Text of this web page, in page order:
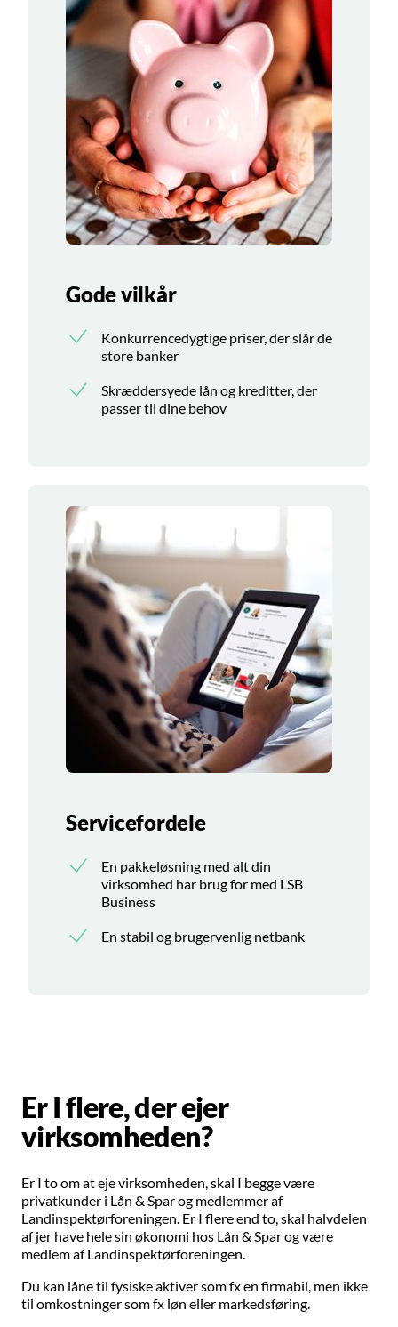
Gode vilkår
Konkurrencedygtige priser, der slår de
store banker
Skræddersyede lån og kreditter, der
passer til dine behov
Servicefordele
En pakkeløsning med alt din
virksomhed har brug for med LSB
Business
En stabil og brugervenlig netbank
Er I flere, der ejer
virksomheden?
Er I to om at eje virksomheden, skal I begge være
privatkunder i Lån & Spar og medlemmer af
Landinspektørforeningen. Er I flere end to, skal halvdelen
af jer have hele sin økonomi hos Lån & Spar og være
medlem af Landinspektørforeningen.
Du kan låne til fysiske aktiver som fx en firmabil, men ikke
til omkostninger som fx løn eller markedsføring.